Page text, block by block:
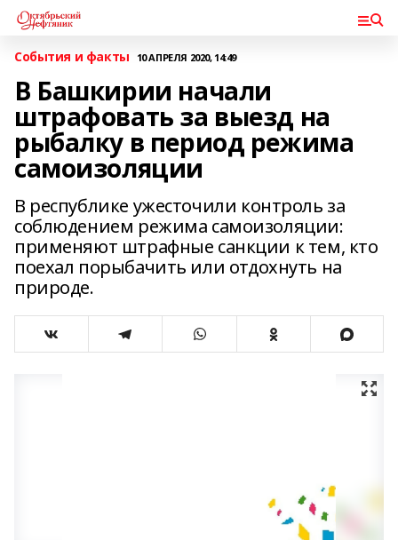
События и факты 10 АПРЕЛЯ 2020, 14:49
В Башкирии начали
штрафовать за выезд на
рыбалку в период режима
самоизоляции
В республике ужесточили контроль за
соблюдением режима самоизоляции:
применяют штрафные санкции к тем, кто
поехал порыбачить или отдохнуть на
природе.